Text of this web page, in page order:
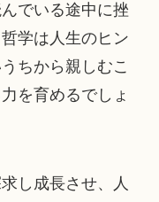
でいる途中に挫
学は人生のヒン
ちから親しむこ
を育めるでしょ
し成長させ、人